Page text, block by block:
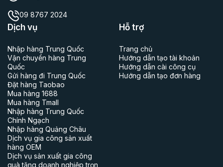
09 8767 2024
Dịch vụ
Nhập hàng Trung Quốc
Vận chuyển hàng Trung
Quốc
Gửi hàng đi Trung Quốc
Đặt hàng Taobao
Mua hàng 1688
Mua hàng Tmall
Nhập hàng Trung Quốc
Chính Ngạch
Nhập hàng Quảng Châu
Dịch vụ gia công sản xuất
hàng OEM
Dịch vụ sản xuất gia công
quà tặng doanh nghiệp trọn
Hỗ trợ
Trang chủ
Hướng dẫn tạo tài khoản
Hướng dẫn cài công cụ
Hướng dẫn tạo đơn hàng